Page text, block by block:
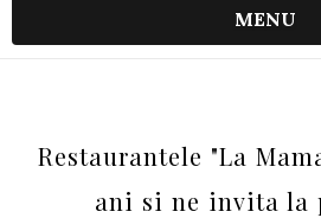
MENU
Restaurantele "La
ani si ne invita la